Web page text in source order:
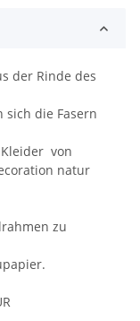
der Rinde des
sich die Fasern
Kleider von
natur
zu